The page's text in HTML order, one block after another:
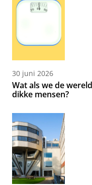
30 juni 2026
Wat als we de
dikke mensen?